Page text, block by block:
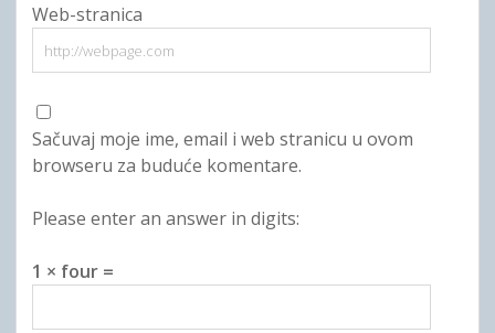
Web-stranica
Sačuvaj moje ime, email i web stranicu u ovom
browseru za buduće komentare.
Please enter an answer in digits:
1 × four =